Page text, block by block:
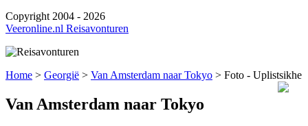
Copyright 2004 - 2026
Veeronline.nl Reisavonturen
Home > Georgië > Van Amsterdam naar Tokyo > Foto - Uplistsikhe
Van Amsterdam naar Tokyo